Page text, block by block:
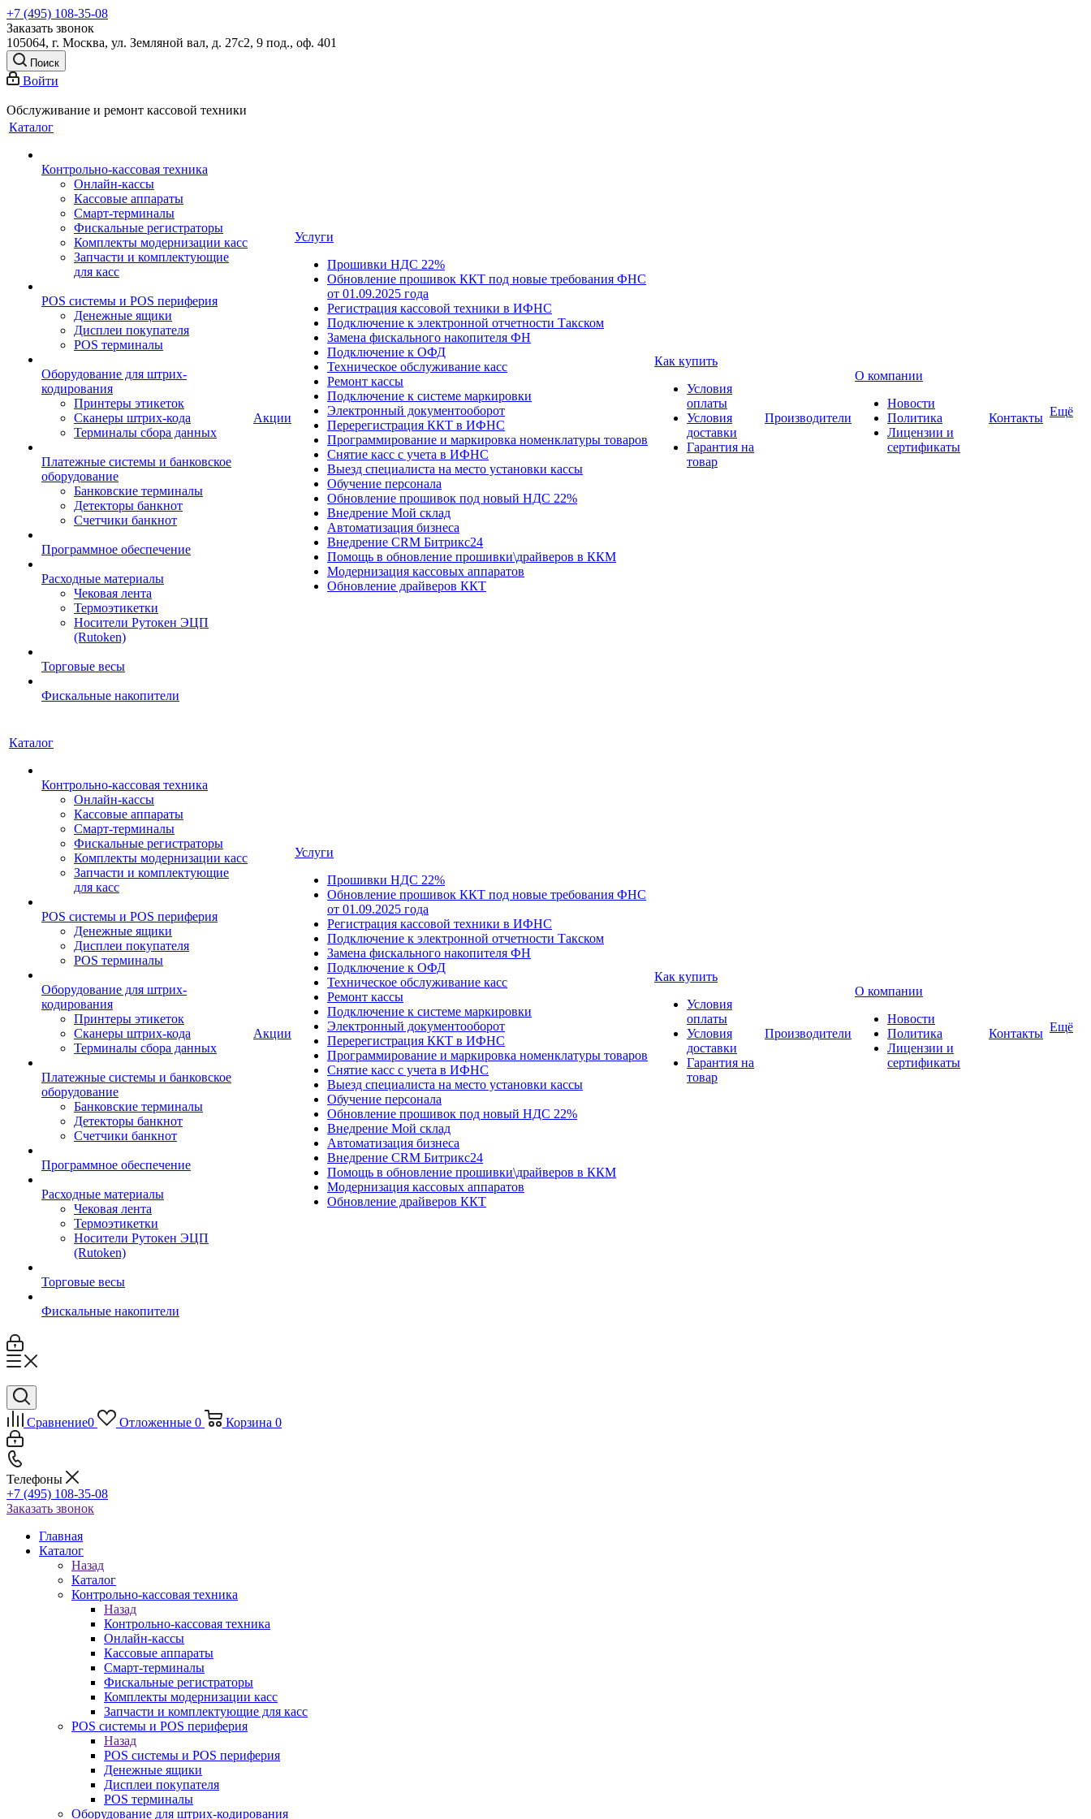
+7 (495) 108-35-08
Заказать звонок
105064, г. Москва, ул. Земляной вал, д. 27с2, 9 под., оф. 401
Поиск
Войти
Обслуживание и ремонт кассовой техники
Каталог
Контрольно-кассовая техника
Онлайн-кассы
Кассовые аппараты
Смарт-терминалы
Фискальные регистраторы
Комплекты модернизации касс
Запчасти и комплектующие
для касс
POS системы и POS периферия
Денежные ящики
Дисплеи покупателя
POS терминалы
Оборудование для штрих-
кодирования
Принтеры этикеток
Сканеры штрих-кода
Терминалы сбора данных
Платежные системы и банковское
оборудование
Банковские терминалы
Детекторы банкнот
Счетчики банкнот
Программное обеспечение
Расходные материалы
Чековая лента
Термоэтикетки
Носители Рутокен ЭЦП
(Rutoken)
Торговые весы
Фискальные накопители
Акции
Услуги
Прошивки НДС 22%
Обновление прошивок ККТ под новые требования ФНС
от 01.09.2025 года
Регистрация кассовой техники в ИФНС
Подключение к электронной отчетности Такском
Замена фискального накопителя ФН
Подключение к ОФД
Техническое обслуживание касс
Ремонт кассы
Подключение к системе маркировки
Электронный документооборот
Перерегистрация ККТ в ИФНС
Программирование и маркировка номенклатуры товаров
Снятие касс с учета в ИФНС
Выезд специалиста на место установки кассы
Обучение персонала
Обновление прошивок под новый НДС 22%
Внедрение Мой склад
Автоматизация бизнеса
Внедрение CRM Битрикс24
Помощь в обновление прошивки\драйверов в ККМ
Модернизация кассовых аппаратов
Обновление драйверов ККТ
Как купить
Условия
оплаты
Условия
доставки
Гарантия на
товар
Производители
О компании
Новости
Политика
Лицензии и
сертификаты
Контакты Ещё
Каталог
Контрольно-кассовая техника
Онлайн-кассы
Кассовые аппараты
Смарт-терминалы
Фискальные регистраторы
Комплекты модернизации касс
Запчасти и комплектующие
для касс
POS системы и POS периферия
Денежные ящики
Дисплеи покупателя
POS терминалы
Оборудование для штрих-
кодирования
Принтеры этикеток
Сканеры штрих-кода
Терминалы сбора данных
Платежные системы и банковское
оборудование
Банковские терминалы
Детекторы банкнот
Счетчики банкнот
Программное обеспечение
Расходные материалы
Чековая лента
Термоэтикетки
Носители Рутокен ЭЦП
(Rutoken)
Торговые весы
Фискальные накопители
Акции
Услуги
Прошивки НДС 22%
Обновление прошивок ККТ под новые требования ФНС
от 01.09.2025 года
Регистрация кассовой техники в ИФНС
Подключение к электронной отчетности Такском
Замена фискального накопителя ФН
Подключение к ОФД
Техническое обслуживание касс
Ремонт кассы
Подключение к системе маркировки
Электронный документооборот
Перерегистрация ККТ в ИФНС
Программирование и маркировка номенклатуры товаров
Снятие касс с учета в ИФНС
Выезд специалиста на место установки кассы
Обучение персонала
Обновление прошивок под новый НДС 22%
Внедрение Мой склад
Автоматизация бизнеса
Внедрение CRM Битрикс24
Помощь в обновление прошивки\драйверов в ККМ
Модернизация кассовых аппаратов
Обновление драйверов ККТ
Как купить
Условия
оплаты
Условия
доставки
Гарантия на
товар
Производители
О компании
Новости
Политика
Лицензии и
сертификаты
Контакты Ещё
Сравнение0 Отложенные 0 Корзина 0
Телефоны
+7 (495) 108-35-08
Заказать звонок
Главная
Каталог
Назад
Каталог
Контрольно-кассовая техника
Назад
Контрольно-кассовая техника
Онлайн-кассы
Кассовые аппараты
Смарт-терминалы
Фискальные регистраторы
Комплекты модернизации касс
Запчасти и комплектующие для касс
POS системы и POS периферия
Назад
POS системы и POS периферия
Денежные ящики
Дисплеи покупателя
POS терминалы
Оборудование для штрих-кодирования